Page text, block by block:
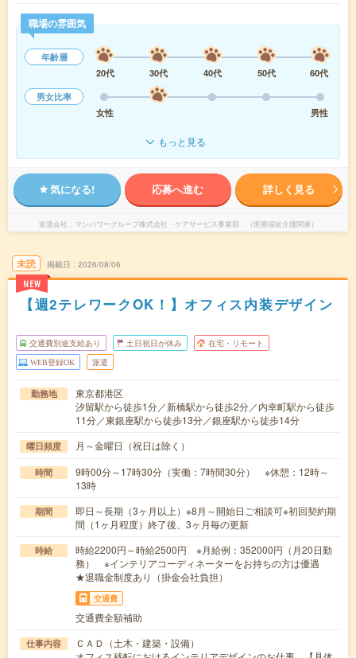
職場の雰囲気
年齢層
20代
30代 40代 50代
60代
男女比率
女性
男性
もっと見る
気になる! 応募へ進む 詳しく見る
派遣会社 マンパワーグループ株式会社 ケアサービス事業部 （医療福祉介護関連）
未読
NEW
掲載日 2026/08/06
【週2テレワークOK！】オフィス内装デザイン
交通費別途支給あり 土日祝日が休み 在宅・リモート
WEB登録OK 派遣
勤務地
東京都港区
汐留駅から徒歩1分／新橋駅から徒歩2分／内幸町駅から徒歩
11分／東銀座駅から徒歩13分／銀座駅から徒歩14分
曜日頻度 月～金曜日（祝日は除く）
時間
9時00分～17時30分（実働：7時間30分） ※休憩：12時～
13時
期間
即日～長期（3ヶ月以上）※8月～開始日ご相談可※初回契約期
間（1ヶ月程度）終了後、3ヶ月毎の更新
時給
時給2200円～時給2500円 ※月給例：352000円（月20日勤
務） ※インテリアコーディネーターをお持ちの方は優遇
★退職金制度あり（掛金会社負担）
交通費
交通費全額補助
仕事内容
ＣＡＤ（土木・建築・設備）